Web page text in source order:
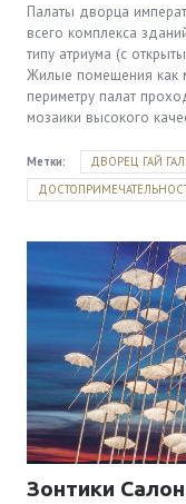
Палаты дворца
всего комплекса
типу атриума (с
Жилые помещения как
периметру палат
мозаики высокого
Метки: ДВОРЕЦ ГАЙ
Зонтики